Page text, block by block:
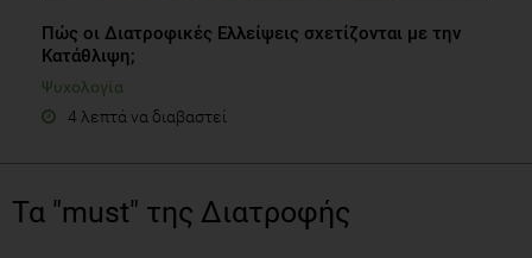
Πώς οι Διατροφικές Ελλείψεις σχετίζονται με την
Κατάθλιψη;
Ψυχολογία
4 λεπτά να διαβαστεί
Τα "must" της Διατροφής